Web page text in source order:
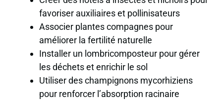
favoriser auxiliaires et pollinisateurs
Associer plantes compagnes pour
améliorer la fertilité naturelle
Installer un lombricomposteur pour gérer
les déchets et enrichir le sol
Utiliser des champignons mycorhiziens
pour renforcer l’absorption racinaire